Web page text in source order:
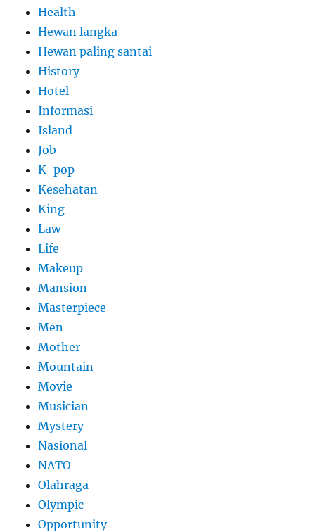
Health
Hewan langka
Hewan paling santai
History
Hotel
Informasi
Island
Job
K-pop
Kesehatan
King
Law
Life
Makeup
Mansion
Masterpiece
Men
Mother
Mountain
Movie
Musician
Mystery
Nasional
NATO
Olahraga
Olympic
Opportunity